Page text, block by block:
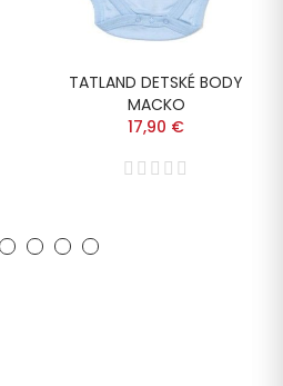
TATLAND DETSKÉ BODY
MACKO
17,90 €